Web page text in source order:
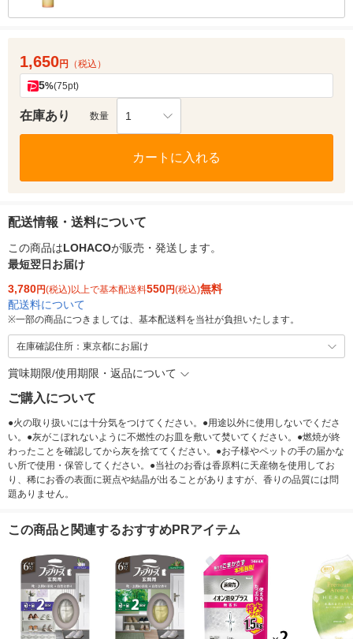
1,650円 （税込）
5%(75pt)
在庫あり 数量 1
カートに入れる
配送情報・送料について
この商品はLOHACOが販売・発送します。
最短翌日お届け
3,780円(税込)以上で基本配送料550円(税込)無料
配送料について
※一部の商品につきましては、基本配送料を当社が負担いたします。
在庫確認住所：東京都にお届け
賞味期限/使用期限・返品について
ご購入について
●火の取り扱いには十分気をつけてください。●用途以外に使用しないでくださ
い。●灰がこぼれないように不燃性のお皿を敷いて焚いてください。●燃焼が終
わったことを確認してから灰を捨ててください。●お子様やペットの手の届かな
い所で使用・保管してください。●当社のお香は香原料に天産物を使用してお
り、稀にお香の表面に斑点や結晶が出ることがありますが、香りの品質には問
題ありません。
この商品と関連するおすすめPRアイテム